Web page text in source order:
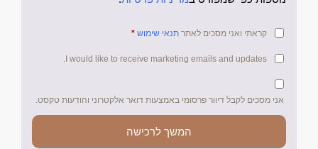
קראתי ואני מסכים לאתר תנאי שימוש *
אני מסכים לקבל דיוור פרסומי באמצעות דואר אלקטרוני והודעות טקסט.
המשך לרכישה